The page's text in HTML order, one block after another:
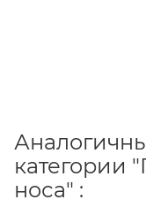
категории
носа" :